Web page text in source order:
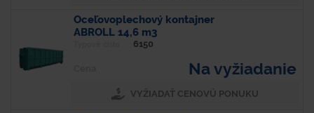
Oceľovoplechový kontajner
ABROLL 14,6 m3
6150
Na vyžiadanie
VYŽIADAŤ CENOVÚ PONUKU